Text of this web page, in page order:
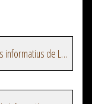
Veure més episodis del programa Butlletins informatius de La Xarxa